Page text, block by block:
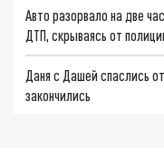
Авто разорвало на две
ДТП, скрываясь от
Даня с Дашей спаслись
закончились